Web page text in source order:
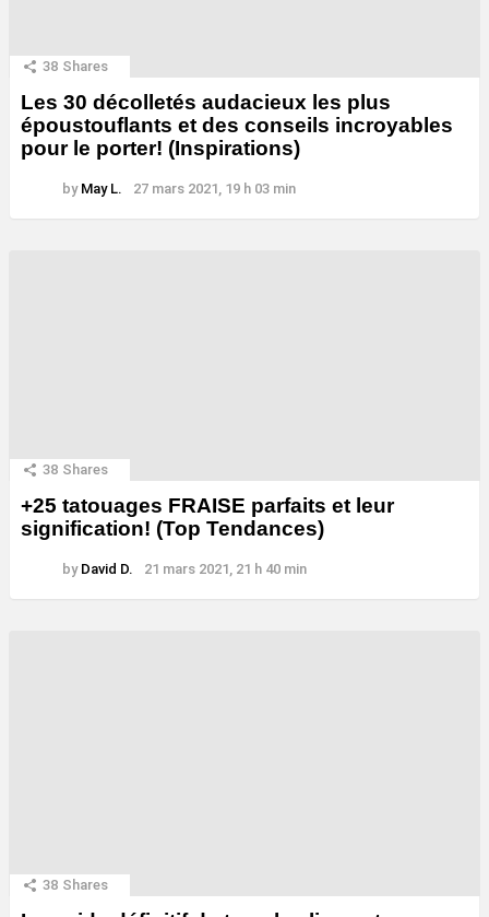
38 Shares
Les 30 décolletés audacieux les plus
époustouflants et des conseils incroyables
pour le porter! (Inspirations)
by May L. 27 mars 2021, 19 h 03 min
38 Shares
+25 tatouages ​​FRAISE parfaits et leur
signification! (Top Tendances)
by David D. 21 mars 2021, 21 h 40 min
38 Shares